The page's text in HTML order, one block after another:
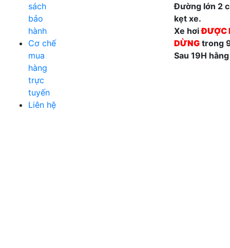
sách
bảo
hành
Cơ chế
mua
hàng
trực
tuyến
Liên hệ
Đường lớn 2
kẹt xe.
Xe hơiĐƯỢC
DỪNG trong
Sau 19H